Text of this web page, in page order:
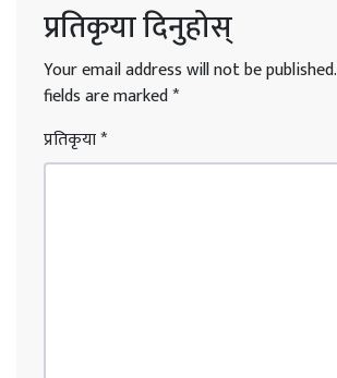
प्रतिकृया दिनुहोस्
Your email address will not be published.
fields are marked*
प्रतिकृया*